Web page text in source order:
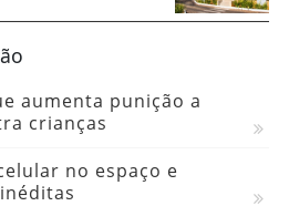
aumenta punição a
crianças
no espaço e